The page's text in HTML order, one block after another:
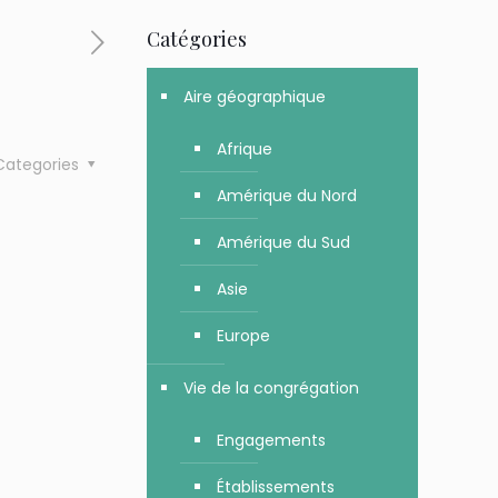
Catégories
Aire géographique
Afrique
Amérique du Nord
Amérique du Sud
Asie
Europe
Vie de la congrégation
Engagements
Établissements